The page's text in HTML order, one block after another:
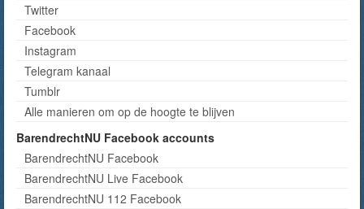
Twitter
Facebook
Instagram
Telegram kanaal
Tumblr
Alle manieren om op de hoogte te blijven
BarendrechtNU Facebook accounts
BarendrechtNU Facebook
BarendrechtNU Live Facebook
BarendrechtNU 112 Facebook